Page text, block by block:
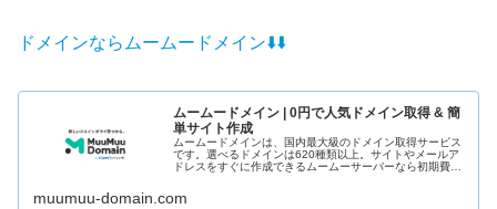
ドメインならムームードメイン⬇️⬇️
ムームードメイン | 0円で人気ドメイン取得 & 簡
単サイト作成
ムームードメインは、国内最大級のドメイン取得サービス
です。選べるドメインは620種類以上。サイトやメールア
ドレスをすぐに作成できるムームーサーバーなら初期費用
muumuu-domain.com